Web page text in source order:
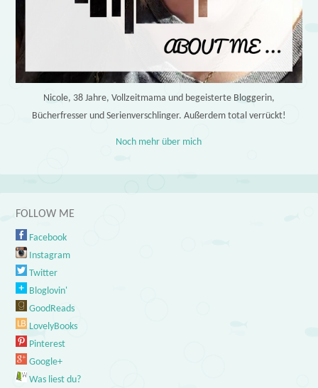
Nicole, 38 Jahre, Vollzeitmama und begeisterte Bloggerin,
Bücherfresser und Serienverschlinger. Außerdem total verrückt!
Noch mehr über mich
FOLLOW ME
Facebook
Instagram
Twitter
Bloglovin'
GoodReads
LovelyBooks
Pinterest
Google+
Was liest du?